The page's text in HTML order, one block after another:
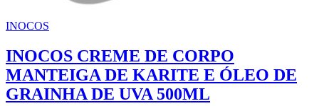
INOCOS
INOCOS CREME DE CORPO
MANTEIGA DE KARITE E ÓLEO DE
GRAINHA DE UVA 500ML